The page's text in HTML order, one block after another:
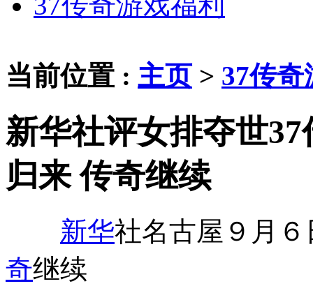
当前位置 : 主页 > 37传
新华社评女排夺世
归来 传奇继续
新华社名古屋９月
奇继续